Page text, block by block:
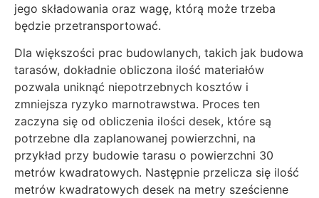
jego składowania oraz wagę, którą może trzeba
będzie przetransportować.
Dla większości prac budowlanych, takich jak budowa
tarasów, dokładnie obliczona ilość materiałów
pozwala uniknąć niepotrzebnych kosztów i
zmniejsza ryzyko marnotrawstwa. Proces ten
zaczyna się od obliczenia ilości desek, które są
potrzebne dla zaplanowanej powierzchni, na
przykład przy budowie tarasu o powierzchni 30
metrów kwadratowych. Następnie przelicza się ilość
metrów kwadratowych desek na metry sześcienne